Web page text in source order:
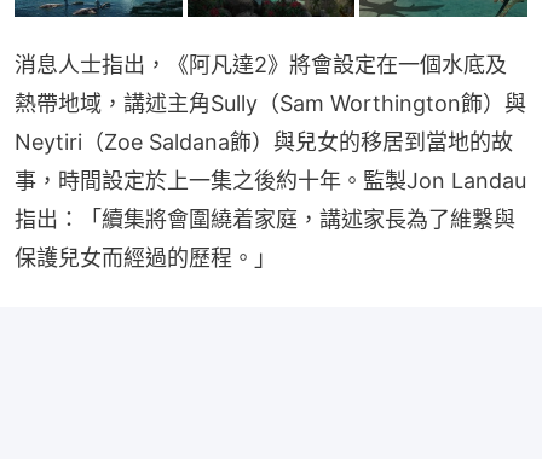
消息人士指出，《阿凡達2》將會設定在一個水底及
熱帶地域，講述主角Sully（Sam Worthington飾）與
Neytiri（Zoe Saldana飾）與兒女的移居到當地的故
事，時間設定於上一集之後約十年。監製Jon Landau
指出：「續集將會圍繞着家庭，講述家長為了維繫與
保護兒女而經過的歷程。」